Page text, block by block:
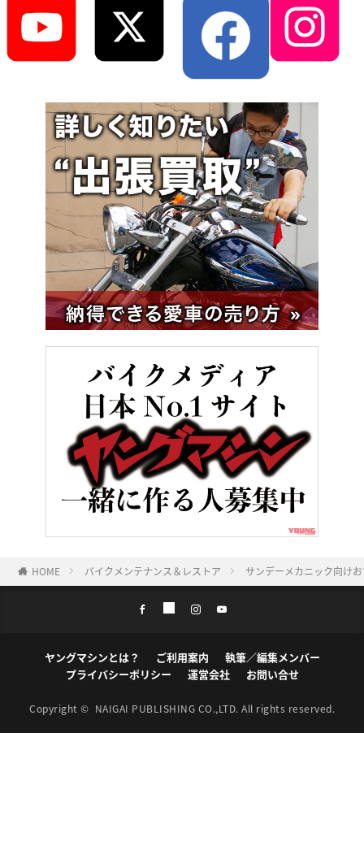
HOME バイクメンテナンス＆レストア サンデーメカニック向け
ヤングマシンとは？ ご利用案内
執筆／編集メンバー
プライバシーポリシー
運営会社 お問い合せ
Copyright © NAIGAI PUBLISHING CO.,LTD. All rights reserved.